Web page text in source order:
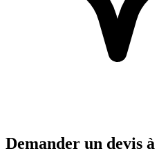
Demander un devis à